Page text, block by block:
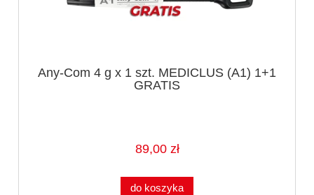
Any-Com 4 g x 1 szt. MEDICLUS (A1) 1+1
GRATIS
89,00 zł
do koszyka